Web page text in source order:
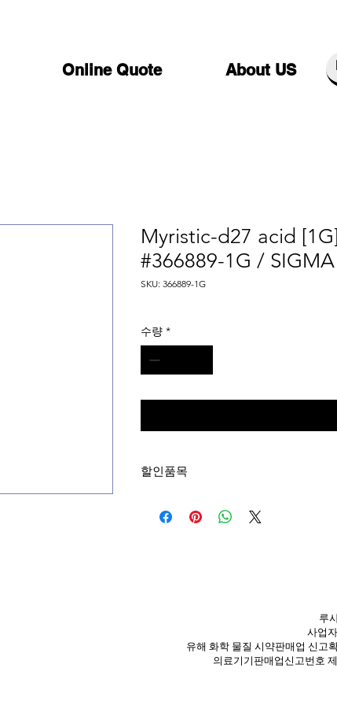
Online Quote About US
Myristic-d27 acid [1G]
#366889-1G / SIGMA
SKU: 366889-1G
수량 *
할인품목
격으로 드리겠습니다. 제품에 대한 자세
루
사업
유해 화학 물질 ​시약판매업 신고
의료기기판매업신고번호